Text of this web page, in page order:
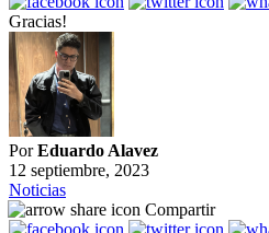
Gracias!
PorEduardo Alavez
12 septiembre, 2023
Noticias
Compartir